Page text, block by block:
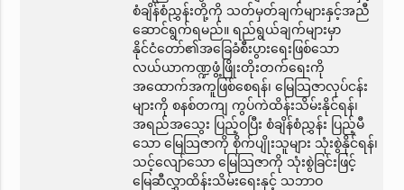
စံချိန်စံညွှန်းတို့ကို သတ်မှတ်ချက်များနှင့်အညီ
ဆောင်ရွက်ရမည်။ ရည်ရွယ်ချက်များမှာ
နိုင်ငံတော်၏အခြေခံစီးပွားရေးဖြစ်သော
လယ်ယာကဏ္ဍဖွံ့ဖြိုးတိုးတက်ရေးကို
အထောက်အကူဖြစ်စေရန်၊ မြေသြဇာလုပ်ငန်း
များကို စနစ်တကျ ကွပ်ကဲထိန်းသိမ်းနိုင်ရန်၊
အရည်အသွေး ပြည့်ဝပြီး စံချိန်စံညွှန်း ပြည့်မီ
သော မြေသြဇာကို စိုက်ပျိုးသူများ သုံးစွဲနိုင်ရန်၊
သင့်လျော်သော မြေသြဇာကို သုံးစွဲခြင်းဖြင့်
မြေဆီလွှာထိန်းသိမ်းရေးနှင့် သဘာဝ